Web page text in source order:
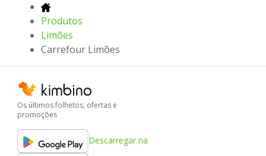
Produtos
Limões
Carrefour Limões
Os últimos folhetos, ofertas e
promoções
Descarregar na